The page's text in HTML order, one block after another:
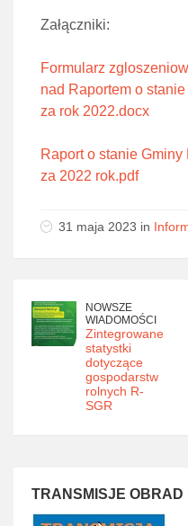
Załączniki:
Formularz
nad Raportem o
za rok 2022.docx
Raport o stanie
za 2022 rok.pdf
31 maja 2023 in
NOWSZE
WIADOMOŚCI
Zintegrowane
statystki
dotyczące
gospodarstw
rolnych R-
SGR
TRANSMISJE OBRAD